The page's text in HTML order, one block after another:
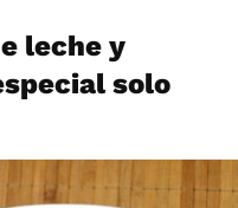
leche y
solo